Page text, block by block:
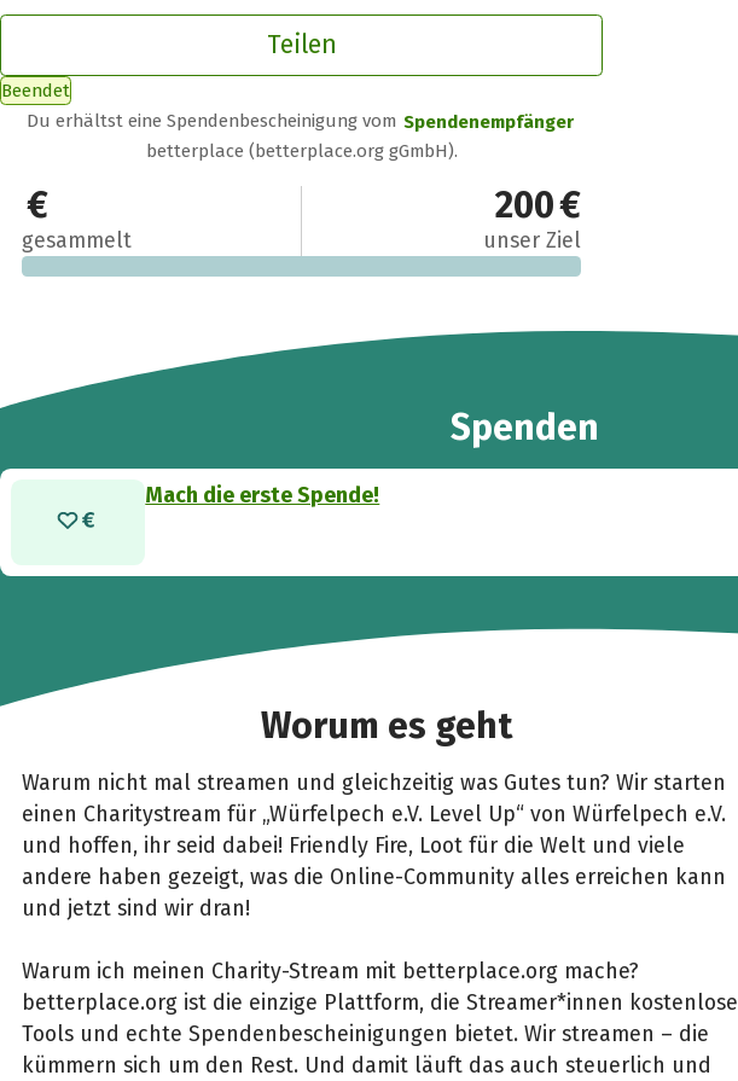
Teilen
Beendet
Du erhältst eine Spendenbescheinigung vom Spendenempfänger
betterplace (betterplace.org gGmbH).
0 €
gesammelt
200 €
unser Ziel
Spenden
Mach die erste Spende!
Worum es geht
Warum nicht mal streamen und gleichzeitig was Gutes tun? Wir starten
einen Charitystream für „Würfelpech e.V. Level Up“ von Würfelpech e.V.
und hoffen, ihr seid dabei! Friendly Fire, Loot für die Welt und viele
andere haben gezeigt, was die Online-Community alles erreichen kann
und jetzt sind wir dran!
Warum ich meinen Charity-Stream mit betterplace.org mache?
betterplace.org ist die einzige Plattform, die Streamer*innen kostenlose
Tools und echte Spendenbescheinigungen bietet. Wir streamen – die
kümmern sich um den Rest. Und damit läuft das auch steuerlich und